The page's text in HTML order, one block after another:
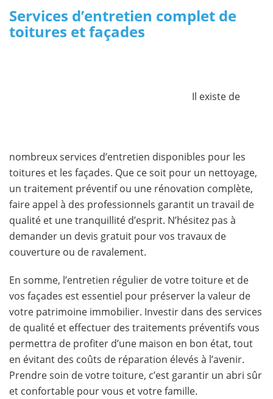
Services d’entretien complet de
toitures et façades
Il existe de
nombreux services d’entretien disponibles pour les
toitures et les façades. Que ce soit pour un nettoyage,
un traitement préventif ou une rénovation complète,
faire appel à des professionnels garantit un travail de
qualité et une tranquillité d’esprit. N’hésitez pas à
demander un devis gratuit pour vos travaux de
couverture ou de ravalement.
En somme, l’entretien régulier de votre toiture et de
vos façades est essentiel pour préserver la valeur de
votre patrimoine immobilier. Investir dans des services
de qualité et effectuer des traitements préventifs vous
permettra de profiter d’une maison en bon état, tout
en évitant des coûts de réparation élevés à l’avenir.
Prendre soin de votre toiture, c’est garantir un abri sûr
et confortable pour vous et votre famille.